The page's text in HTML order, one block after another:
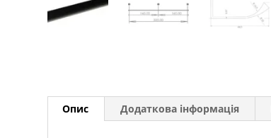
Опис Додаткова інформація